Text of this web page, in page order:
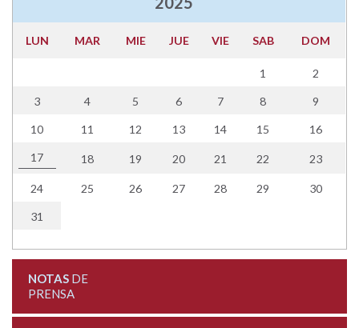
LUN MAR MIE JUE VIE SAB DOM
1 2
3 4 5 6 7 8 9
10 11 12 13 14 15 16
17 18 19 20 21 22 23
24 25 26 27 28 29 30
31
NOTASDE
PRENSA